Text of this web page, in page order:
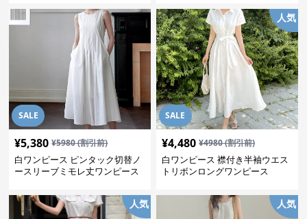
SALE
¥5,380 ¥5980(割引前)
白ワンピース ピンタック切替ノ
ースリーブミモレ丈ワンピース
SALE
人気
¥4,480 ¥4980(割引前)
白ワンピース 襟付き半袖ウエス
トリボンロングワンピース
人気 人気